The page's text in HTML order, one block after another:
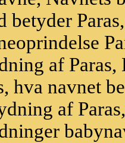
betyder
af
hva navnet
af